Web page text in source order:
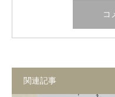
関連記事